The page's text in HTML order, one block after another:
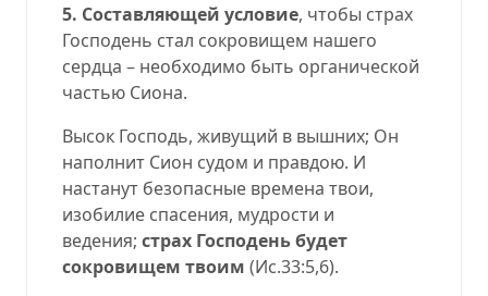
5. Составляющей условие, чтобы страх
Господень стал сокровищем нашего
сердца – необходимо быть органической
частью Сиона.
Высок Господь, живущий в вышних; Он
наполнит Сион судом и правдою. И
настанут безопасные времена твои,
изобилие спасения, мудрости и
ведения; страх Господень будет
сокровищем твоим (Ис.33:5,6).